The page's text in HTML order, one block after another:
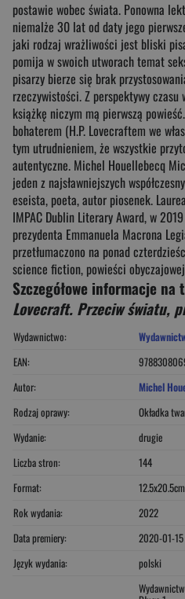
postawie wobec świata. Ponowna
niemalże 30 lat od daty jego
jaki rodzaj wrażliwości jest bliski
pomija w swoich utworach temat
pisarzy bierze się brak
rzeczywistości. Z perspektywy
książkę niczym mą pierwszą
bohaterem (H.P. Lovecraftem we
tym utrudnieniem, że wszystkie
autentyczne. Michel Houellebecq
jeden z najsławniejszych
eseista, poeta, autor piosenek.
IMPAC Dublin Literary Award, w
prezydenta Emmanuela Macrona
przetłumaczono na ponad
science fiction, powieści
Szczegółowe informacje
Lovecraft. Przeciw światu,
Wydawnictwo:
EAN:
Autor:
Michel
Rodzaj oprawy:
Okładka
Wydanie:
drugie
Liczba stron:
144
Format:
12.5x20.5cm
Rok wydania:
2022
Data premiery:
2020-01-15
Język wydania:
polski